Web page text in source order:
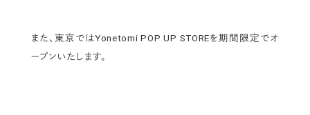
また、東京ではYonetomi POP UP STOREを期間限定でオ
ープンいたします。